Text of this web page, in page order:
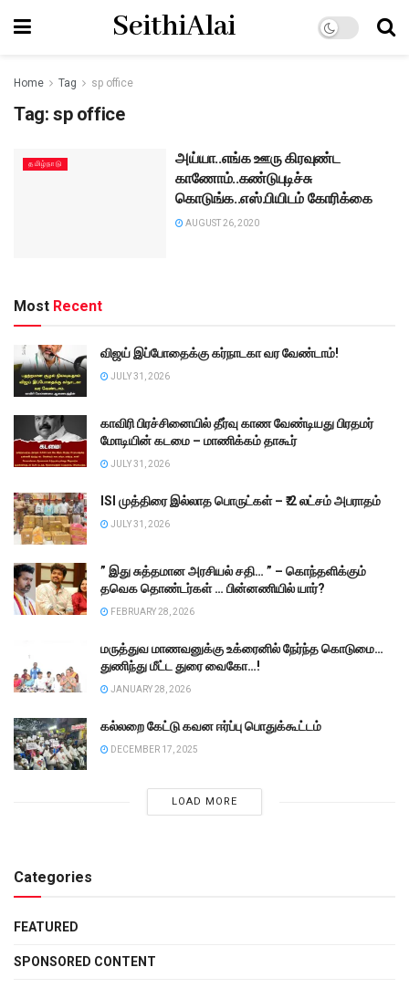
SeithiAlai
Home Tag sp office
Tag: sp office
தமிழ்நாடு
அய்யா..எங்க ஊரு கிரவுண்ட
காணோம்..கண்டுபுடிச்சு
கொடுங்க..எஸ்.பியிடம் கோரிக்கை
AUGUST 26, 2020
Most Recent
விஜய் இப்போதைக்கு கர்நாடகா வர வேண்டாம்!
JULY 31, 2026
காவிரி பிரச்சினையில் தீர்வு காண வேண்டியது பிரதமர்
மோடியின் கடமை – மாணிக்கம் தாகூர்
JULY 31, 2026
ISI முத்திரை இல்லாத பொருட்கள் – ₹.2 லட்சம் அபராதம்
JULY 31, 2026
” இது சுத்தமான அரசியல் சதி… ” – கொந்தளிக்கும்
தவெக தொண்டர்கள் … பின்னணியில் யார்?
FEBRUARY 28, 2026
மருத்துவ மாணவனுக்கு உக்ரைனில் நேர்ந்த கொடுமை…
துணிந்து மீட்ட துரை வைகோ…!
JANUARY 28, 2026
கல்லறை கேட்டு கவன ஈர்ப்பு பொதுக்கூட்டம்
DECEMBER 17, 2025
LOAD MORE
Categories
FEATURED
SPONSORED CONTENT